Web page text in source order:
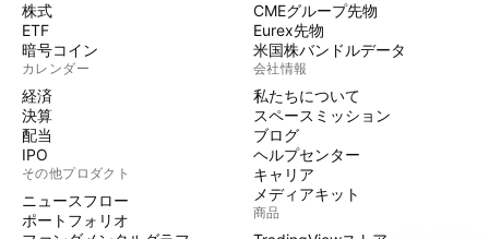
株式
ETF
暗号コイン
カレンダー
経済
決算
配当
IPO
その他プロダクト
ニュースフロー
ポートフォリオ
CMEグループ先物
Eurex先物
米国株バンドルデータ
会社情報
私たちについて
スペースミッション
ブログ
ヘルプセンター
キャリア
メディアキット
商品